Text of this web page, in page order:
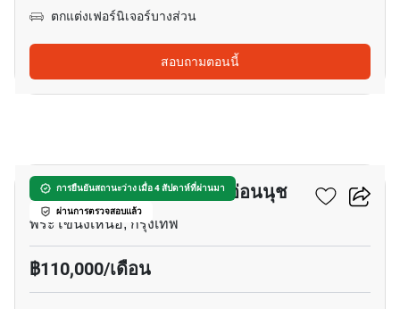
ตกแต่งเฟอร์นิเจอร์บางส่วน
สอบถามตอนนี้
การยืนยันสถานะว่าง เมื่อ 4 สัปดาห์ที่ผ่านมา
ผ่านการตรวจสอบแล้ว
บ้าน 5-ห้องนอน ใกล้ BTS อ่อนนุช
พระโขนงเหนือ, กรุงเทพ
฿110,000/เดือน